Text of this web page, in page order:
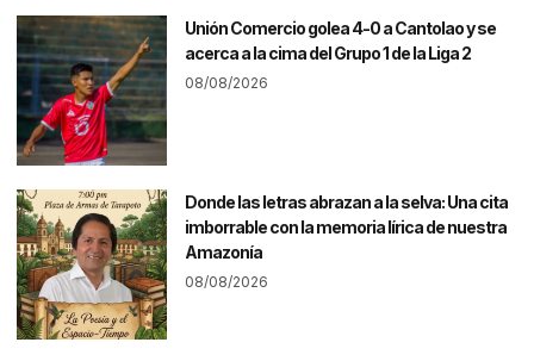
Unión Comercio golea 4-0 a Cantolao y se
acerca a la cima del Grupo 1 de la Liga 2
08/08/2026
Donde las letras abrazan a la selva: Una cita
imborrable con la memoria lírica de nuestra
Amazonía
08/08/2026